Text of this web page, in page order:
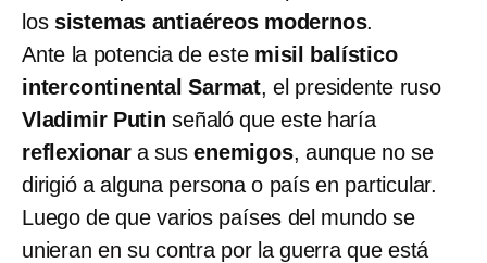
los sistemas antiaéreos modernos.
Ante la potencia de este misil balístico
intercontinental Sarmat, el presidente ruso
Vladimir Putinseñaló que este haría
reflexionara susenemigos, aunque no se
dirigió a alguna persona o país en particular.
Luego de que varios países del mundo se
unieran en su contra por la guerra que está